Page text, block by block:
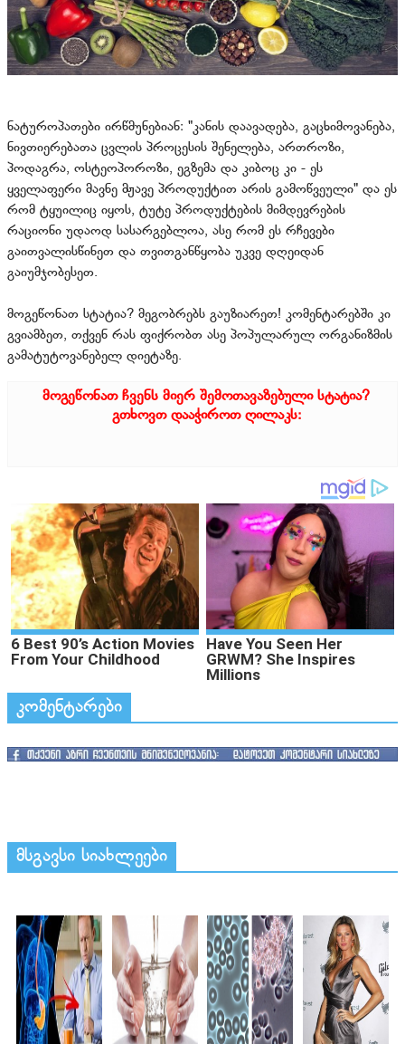
ნატუროპათები ირწმუნებიან: "კანის დაავადება, გაცხიმოვანება,
ნივთიერებათა ცვლის პროცესის შენელება, ართროზი,
პოდაგრა, ოსტეოპოროზი, ეგზემა და კიბოც კი - ეს
ყველაფერი მავნე მჟავე პროდუქტით არის გამოწვეული" და ეს
რომ ტყუილიც იყოს, ტუტე პროდუქტების მიმდევრების
რაციონი უდაოდ სასარგებლოა, ასე რომ ეს რჩევები
გაითვალისწინეთ და თვითგანწყობა უკვე დღეიდან
გაიუმჯობესეთ.
მოგეწონათ სტატია? მეგობრებს გაუზიარეთ! კომენტარებში კი
გვიამბეთ, თქვენ რას ფიქრობთ ასე პოპულარულ ორგანიზმის
გამატუტოვანებელ დიეტაზე.
მოგეწონათ ჩვენს მიერ შემოთავაზებული სტატია?
გთხოვთ დააჭიროთ ღილაკს:
კომენტარები
მსგავსი სიახლეები